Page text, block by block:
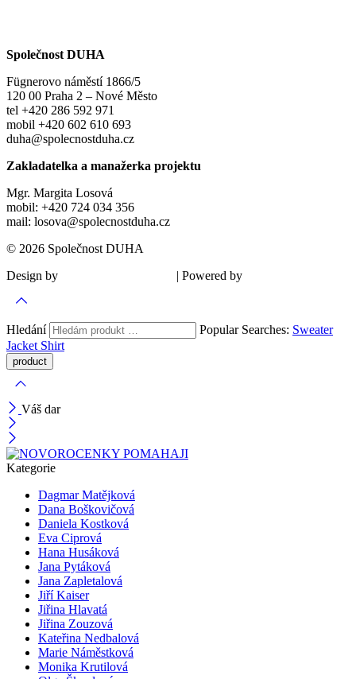
Společnost DUHA
Fügnerovo náměstí 1866/5
120 00 Praha 2 – Nové Město
tel +420 286 592 971
mobil +420 602 610 693
duha@spolecnostduha.cz
Zakladatelka a manažerka projektu
Mgr. Margita Losová
mobil: +420 724 034 356
mail: losova@spolecnostduha.cz
© 2026 Společnost DUHA
Design by
| Powered by
Hledání Popular Searches: Sweater
Jacket Shirt
Váš dar
Kategorie
Dagmar Matějková
Dana Boškovičová
Daniela Kostková
Eva Ciprová
Hana Husáková
Jana Pytáková
Jana Zapletalová
Jiří Kaiser
Jiřina Hlavatá
Jiřina Zouzová
Kateřina Nedbalová
Marie Náměstková
Monika Krutilová